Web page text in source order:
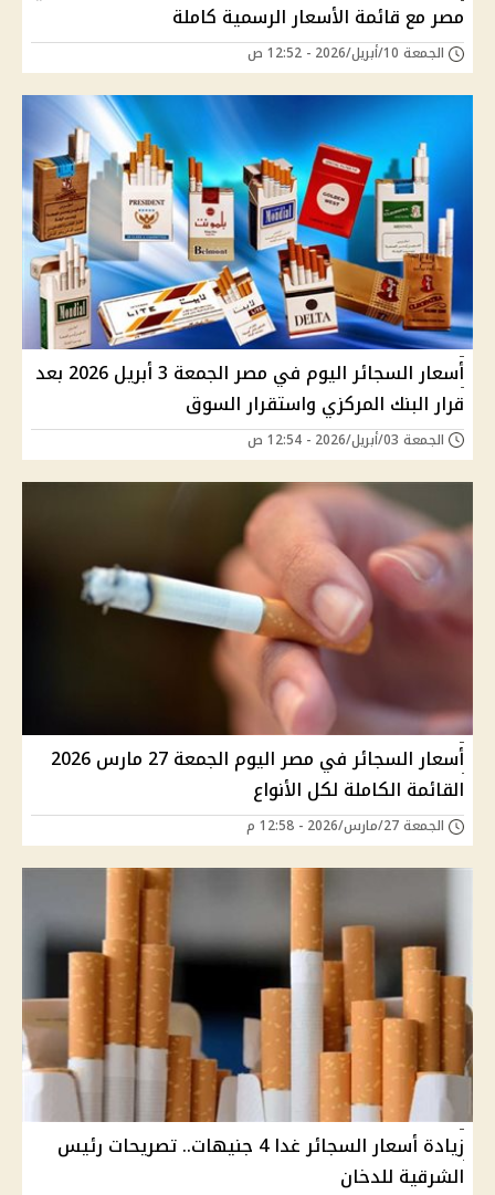
مصر مع قائمة الأسعار الرسمية كاملة
الجمعة 10/أبريل/2026 - 12:52 ص
أسعار السجائر اليوم في مصر الجمعة 3 أبريل 2026 بعد
قرار البنك المركزي واستقرار السوق
الجمعة 03/أبريل/2026 - 12:54 ص
أسعار السجائر في مصر اليوم الجمعة 27 مارس 2026
القائمة الكاملة لكل الأنواع
الجمعة 27/مارس/2026 - 12:58 م
زيادة أسعار السجائر غدا 4 جنيهات.. تصريحات رئيس
الشرقية للدخان